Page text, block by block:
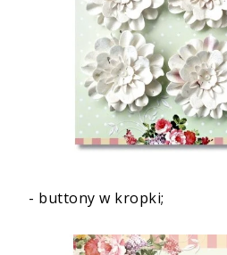
- buttony w kropki;